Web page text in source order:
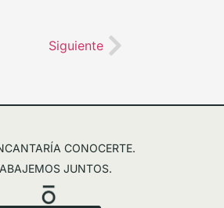
Siguiente
CONOCERTE.
JUNTOS.